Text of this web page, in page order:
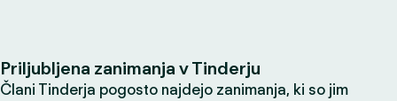
Priljubljena zanimanja v Tinderju
Člani Tinderja pogosto najdejo zanimanja, ki so jim